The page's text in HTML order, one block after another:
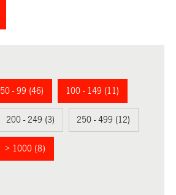
50 - 99 (46) 100 - 149 (11)
200 - 249 (3) 250 - 499 (12)
> 1000 (8)